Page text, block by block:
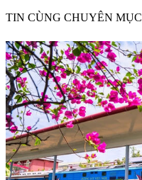
TIN CÙNG CHUYÊN MỤC